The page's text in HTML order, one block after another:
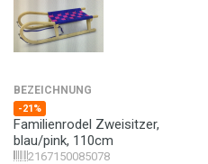
BEZEICHNUNG
-21%
Familienrodel Zweisitzer,
blau/pink, 110cm
2167150085078